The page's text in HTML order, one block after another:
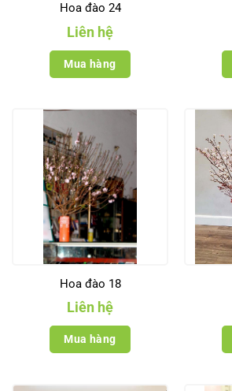
Hoa đào 24
Liên hệ
Mua hàng
Hoa đào 18
Liên hệ
Mua hàng